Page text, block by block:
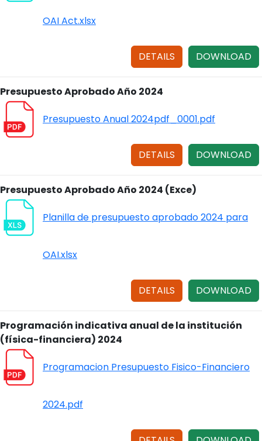
OAI Act.xlsx
DOWNLOAD
DETAILS
Presupuesto Aprobado Año 2024
Presupuesto Anual 2024pdf_0001.pdf
DOWNLOAD
DETAILS
Presupuesto Aprobado Año 2024 (Exce)
Planilla de presupuesto aprobado 2024 para
OAI.xlsx
DOWNLOAD
DETAILS
Programación indicativa anual de la institución
(física-financiera) 2024
Programacion Presupuesto Fisico-Financiero
2024.pdf